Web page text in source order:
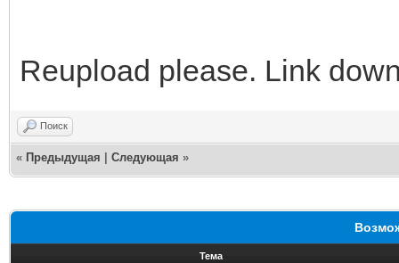
Reupload please. Link
Поиск
« Предыдущая Следующая »
Тема